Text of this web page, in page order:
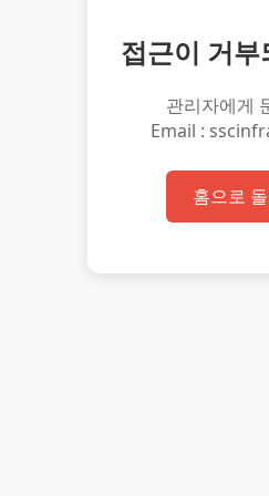
접근이 거
관리자에게
Email :
홈으로